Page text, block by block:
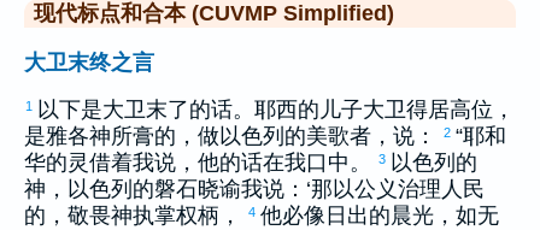
现代标点和合本 (CUVMP Simplified)
大卫末终之言
1 以下是大卫末了的话。 耶西的儿子大卫得居高位，
是雅各神所膏的，做以色列 的美歌者，说： 2 “耶和
华的灵借着我说，他的话在我口中。
3 以色列 的
神， 以色列 的磐石晓谕我说：‘那以公义治理人民
的，敬畏神执掌权柄，
4 他必像日出的晨光，如无